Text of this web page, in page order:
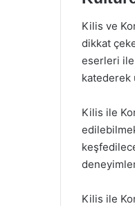
Kilis ve
dikkat
eserleri ile
katederek
Kilis ile
Kilis ile